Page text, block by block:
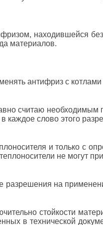
находившейся
материалов.
антифриз с котлами
считаю
каждое слово этого
и только с
не могут
на
стойкости
в технической